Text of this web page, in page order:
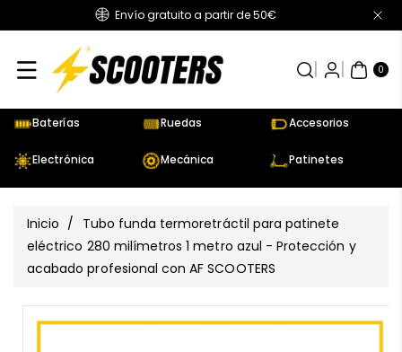
Envío gratuito a partir de 50€
0
AR
TÍC
UL
Baterías Ruedas Accesorios
Electrónica Mecánica Patinetes
Inicio / Tubo funda termoretráctil para patinete
eléctrico 280 milímetros 1 metro azul - Protección y
acabado profesional con AF SCOOTERS
A La